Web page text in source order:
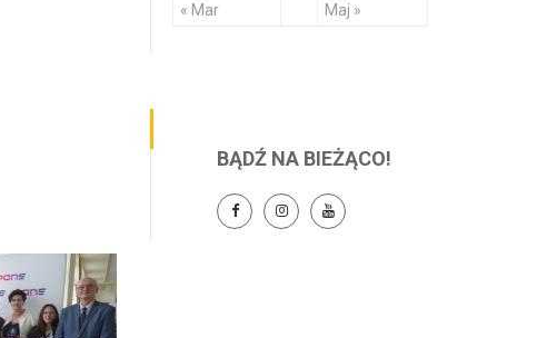
« Mar Maj »
BĄDŹ NA BIEŻĄCO!